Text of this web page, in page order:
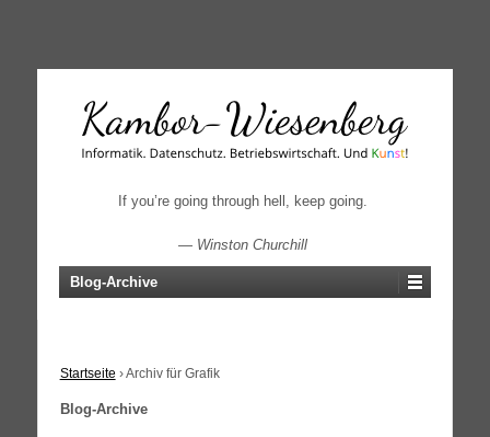
↓
CONTENT
If you’re going through hell, keep going.
— Winston Churchill
Blog-Archive
Startseite ›Archiv für Grafik
Blog-Archive